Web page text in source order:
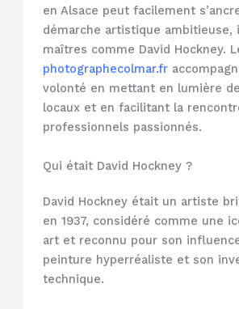
en Alsace peut facilement
démarche artistique ambitieuse,
maîtres comme David Hockney.
photographecolmar.fr
volonté en mettant en lumière
locaux et en facilitant la
professionnels passionnés.
Qui était David Hockney ?
David Hockney était un artiste
en 1937, considéré comme une
art et reconnu pour son
peinture hyperréaliste et son
technique.